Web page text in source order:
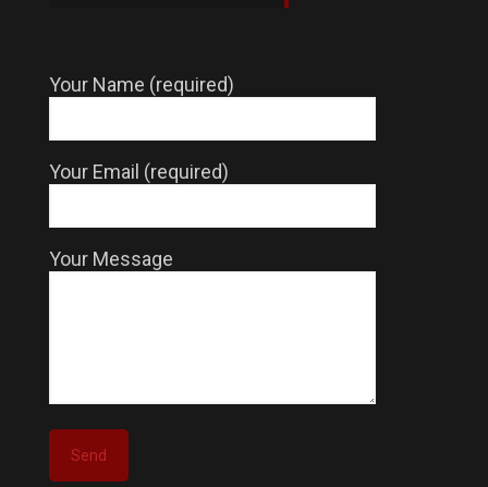
Your Name (required)
Your Email (required)
Your Message